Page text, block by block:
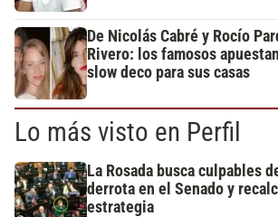
De Nicolás Cabré y Rocío
Rivero: los famosos
slow deco para sus casas
Lo más visto en Perfil
La Rosada busca culpables
derrota en el Senado y
estrategia